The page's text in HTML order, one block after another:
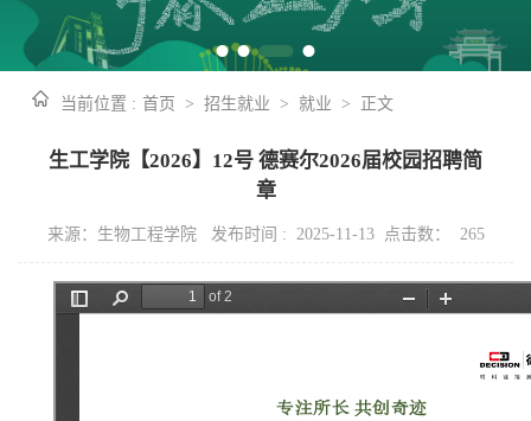
当前位置 : 首页 > 招生就业 > 就业 > 正文
生工学院【2026】12号 德赛尔2026届校园招聘简
章
来源：生物工程学院 发布时间 : 2025-11-13 点击数： 265